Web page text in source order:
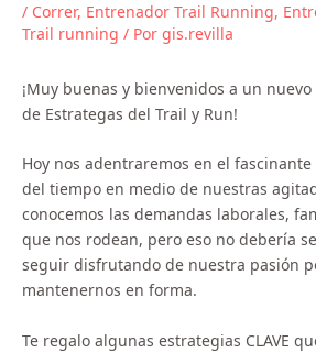
/ Correr, Entrenador Trail Running,
Trail running / Por gis.revilla
¡Muy buenas y bienvenidos a un
de Estrategas del Trail y Run!
Hoy nos adentraremos en el
del tiempo en medio de nuestras
conocemos las demandas laborales,
que nos rodean, pero eso no debería
seguir disfrutando de nuestra pasión
mantenernos en forma.
Te regalo algunas estrategias CLAVE